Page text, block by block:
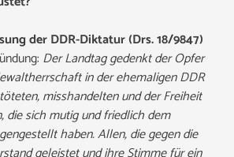
der DDR-Diktatur (Drs. 18/9847)
Der Landtag gedenkt der Opfer
in der ehemaligen DDR
misshandelten und der Freiheit
die sich mutig und friedlich dem
haben. Allen, die gegen die